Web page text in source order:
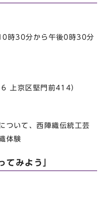
時30分から午後0時30分
上京区堅門前414）
ついて、西陣織伝統工芸
体験
てみよう」